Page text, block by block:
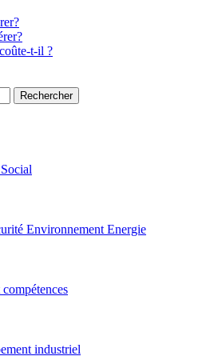
t-il ?
Environnement Energie
industriel